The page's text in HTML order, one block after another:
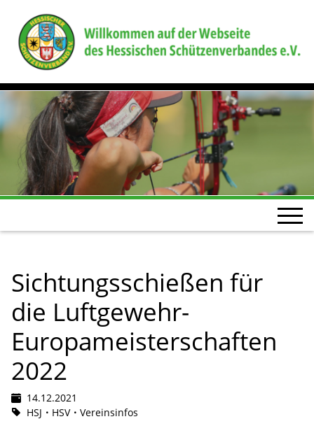
Sichtungsschießen für
die Luftgewehr-
Europameisterschaften
2022
14.12.2021
HSJ
HSV Vereinsinfos